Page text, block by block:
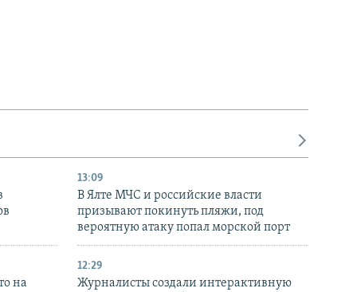
13:09
В Ялте МЧС и российские власти
призывают покинуть пляжи, под
вероятную атаку попал морской порт
на
12:29
Журналисты создали интерактивную